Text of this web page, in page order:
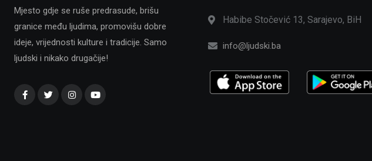
Mjesto gdje se ruše predrasude, brišu
granice među ljudima, promovišu dobre
ideje, vrijednosti kulture i tradicije. Samo
ljudski i nikako drugačije!
Habibe Stočević 13, Sarajevo, BiH
info@ljudski.ba